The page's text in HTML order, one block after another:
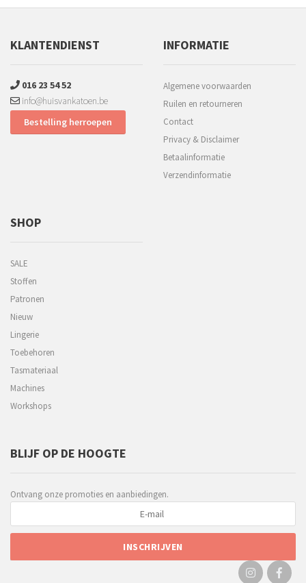
KLANTENDIENST
016 23 54 52
info@huisvankatoen.be
Bestelling herroepen
INFORMATIE
Algemene voorwaarden
Ruilen en retourneren
Contact
Privacy & Disclaimer
Betaalinformatie
Verzendinformatie
SHOP
SALE
Stoffen
Patronen
Nieuw
Lingerie
Toebehoren
Tasmateriaal
Machines
Workshops
BLIJF OP DE HOOGTE
Ontvang onze promoties en aanbiedingen.